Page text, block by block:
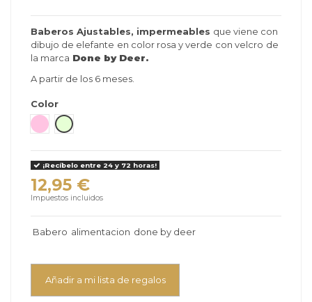
Baberos Ajustables, impermeables que viene con
dibujo de elefante en color rosa y verde con velcro de
la marca Done by Deer.
A partir de los 6 meses.
Color
Rosa
Verde pastel
¡Recíbelo entre 24 y 72 horas!
12,95 €
Impuestos incluidos
Babero alimentacion done by deer
Añadir a mi lista de regalos